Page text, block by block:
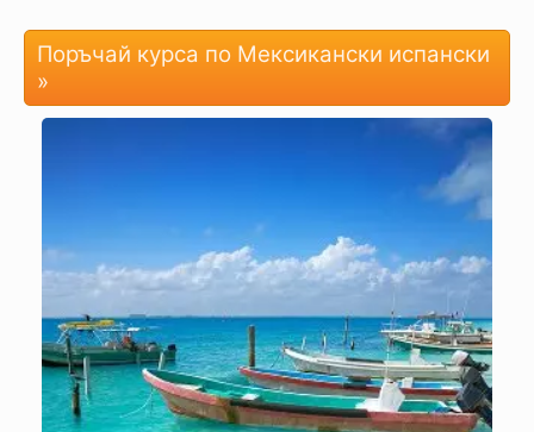
бъдат възстановена 100% от цената на
покупката.
Поръчай курса по Мексикански испански